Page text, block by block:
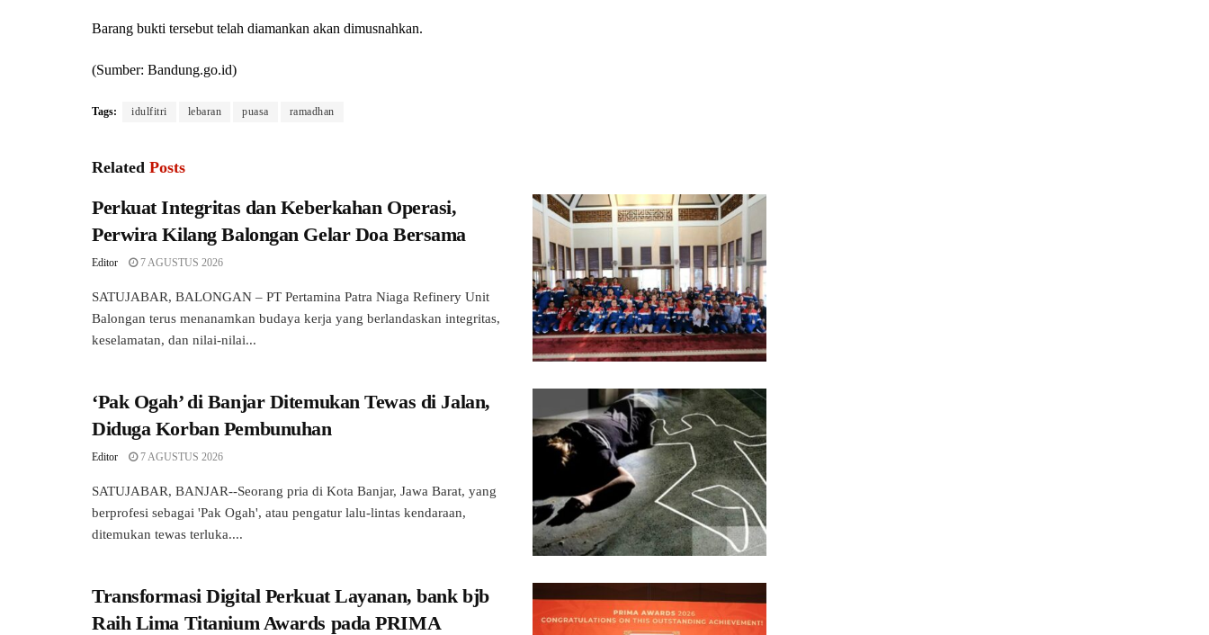
Barang bukti tersebut telah diamankan akan dimusnahkan.
(Sumber: Bandung.go.id)
Tags: idulfitri lebaran puasa ramadhan
Related Posts
Perkuat Integritas dan Keberkahan Operasi,
Perwira Kilang Balongan Gelar Doa Bersama
Editor 7 AGUSTUS 2026
SATUJABAR, BALONGAN – PT Pertamina Patra Niaga Refinery Unit
Balongan terus menanamkan budaya kerja yang berlandaskan integritas,
keselamatan, dan nilai-nilai...
‘Pak Ogah’ di Banjar Ditemukan Tewas di Jalan,
Diduga Korban Pembunuhan
Editor 7 AGUSTUS 2026
SATUJABAR, BANJAR--Seorang pria di Kota Banjar, Jawa Barat, yang
berprofesi sebagai 'Pak Ogah', atau pengatur lalu-lintas kendaraan,
ditemukan tewas terluka....
Transformasi Digital Perkuat Layanan, bank bjb
Raih Lima Titanium Awards pada PRIMA